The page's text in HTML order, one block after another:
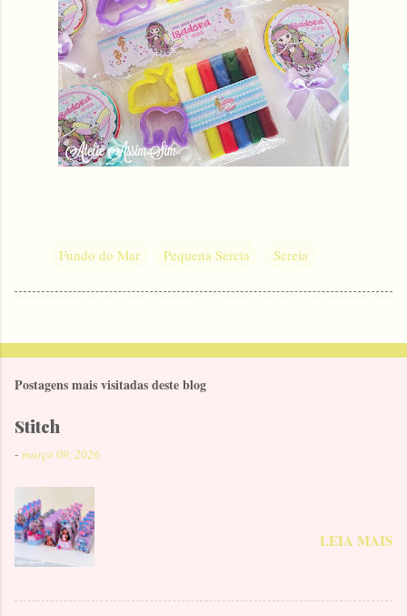
Fundo do Mar Pequena Sereia Sereia
Postagens mais visitadas deste blog
Stitch
- março 09, 2026
LEIA MAIS